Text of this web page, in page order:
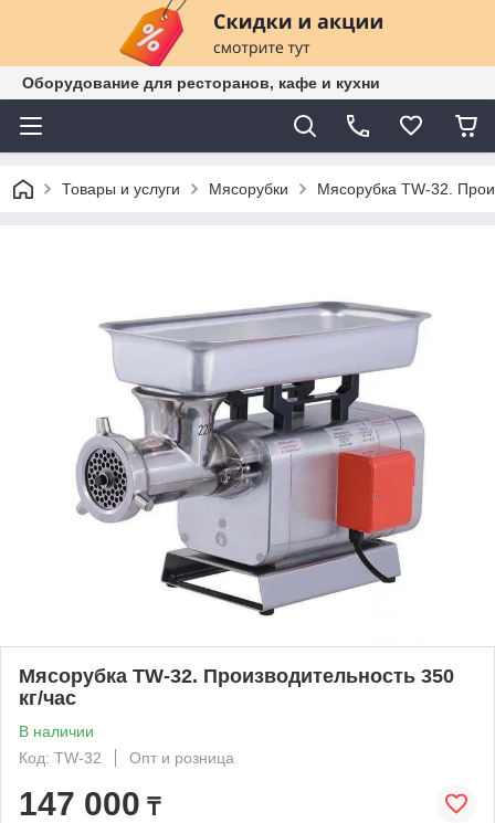
Оборудование для ресторанов, кафе и кухни
Товары и услуги Мясорубки Мясорубка TW-32.
Мясорубка TW-32. Производительность 350
кг/час
В наличии
Код: TW-32
Опт и розница
147 000 ₸